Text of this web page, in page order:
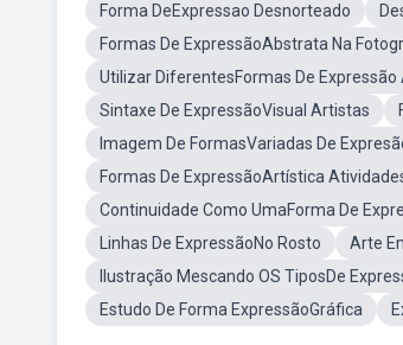
Forma DeExpressao Desnorteado
Formas De ExpressãoAbstrata Na
Utilizar DiferentesFormas De Expressão
Sintaxe De ExpressãoVisual Artistas
Imagem De FormasVariadas De
Formas De ExpressãoArtística
Continuidade Como UmaForma De
Linhas De ExpressãoNo Rosto
Arte
Ilustração Mescando OS TiposDe
Estudo De Forma ExpressãoGráfica